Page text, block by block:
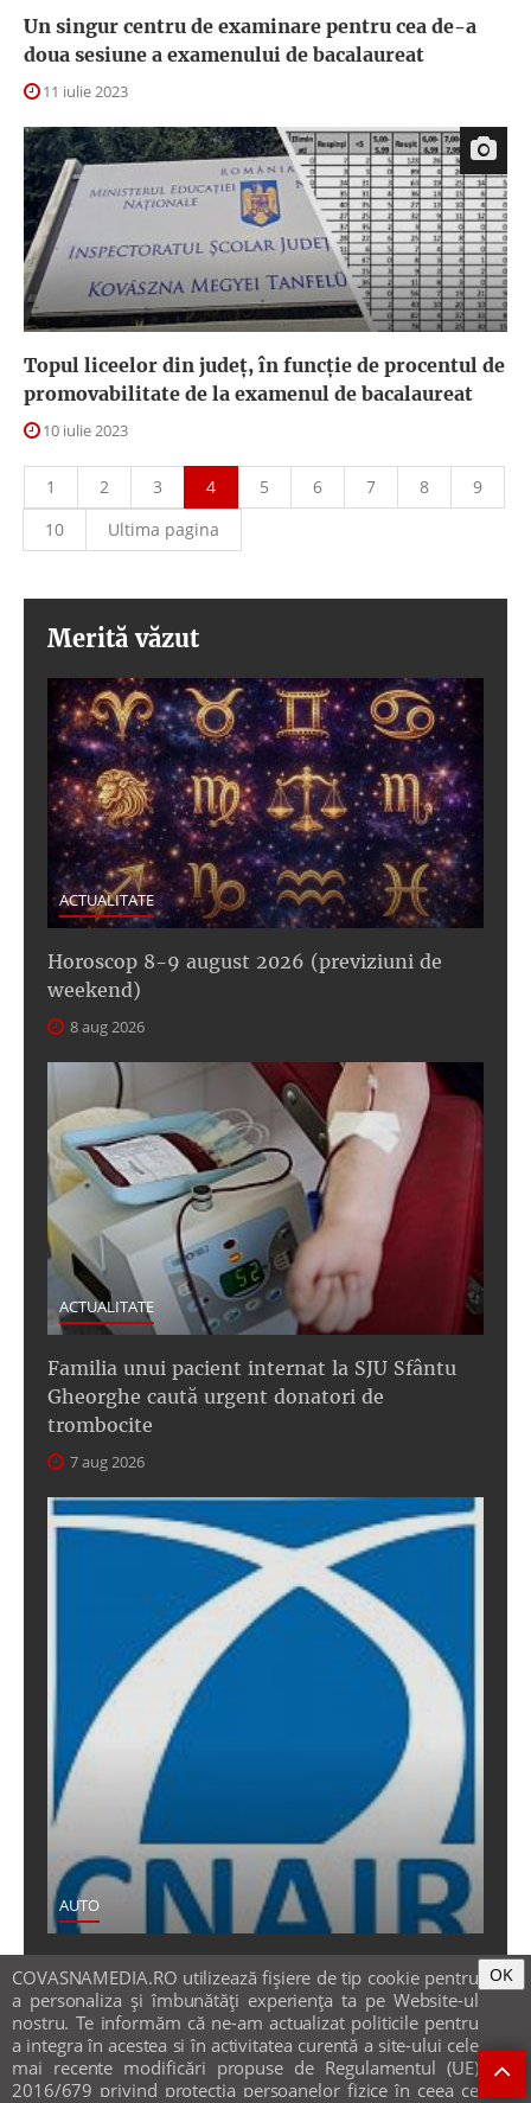
Un singur centru de examinare pentru cea de-a
doua sesiune a examenului de bacalaureat
11 iulie 2023
Topul liceelor din județ, în funcție de procentul de
promovabilitate de la examenul de bacalaureat
10 iulie 2023
1 2 3 4 5 6 7 8
9
10
Ultima pagina
Merită văzut
ACTUALITATE
Horoscop 8-9 august 2026 (previziuni de
weekend)
8 aug 2026
ACTUALITATE
Familia unui pacient internat la SJU Sfântu
Gheorghe caută urgent donatori de
trombocite
7 aug 2026
AUTO
CNAIR a semnat recepţia lucrărilor pentru
tratarea solului contaminat de pe traseul
Autostrăzii Transilvania
15 aug 2024
COVASNAMEDIA.RO utilizează fişiere de tip cookie pentru
a personaliza și îmbunătăți experiența ta pe Website-ul
nostru. Te informăm că ne-am actualizat politicile pentru
a integra în acestea si în activitatea curentă a site-ului cele
mai recente modificări propuse de Regulamentul (UE)
2016/679 privind protecția persoanelor fizice în ceea ce
OK